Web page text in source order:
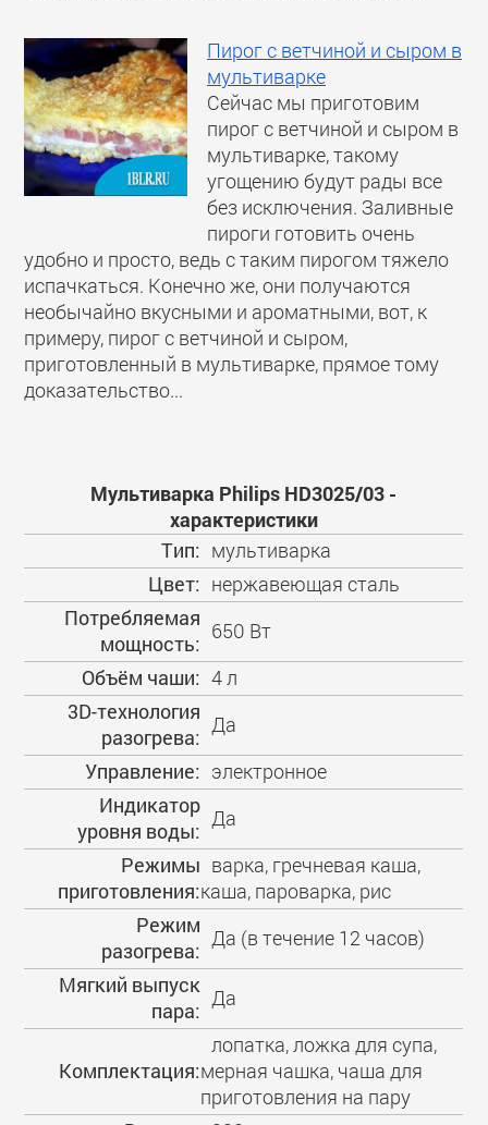
Пирог с ветчиной и сыром в
мультиварке
Сейчас мы приготовим
пирог с ветчиной и сыром в
мультиварке, такому
угощению будут рады все
без исключения. Заливные
пироги готовить очень
удобно и просто, ведь с таким пирогом тяжело
испачкаться. Конечно же, они получаются
необычайно вкусными и ароматными, вот, к
примеру, пирог с ветчиной и сыром,
приготовленный в мультиварке, прямое тому
доказательство...
Мультиварка Philips HD3025/03 -
характеристики
Тип: мультиварка
Цвет: нержавеющая сталь
Потребляемая
мощность:
650 Вт
Объём чаши: 4 л
3D-технология
разогрева:
Да
Управление: электронное
Индикатор
уровня воды:
Да
Режимы
приготовления:
варка, гречневая каша,
каша, пароварка, рис
Режим
разогрева:
Да (в течение 12 часов)
Мягкий выпуск
пара:
Да
Комплектация:
лопатка, ложка для супа,
мерная чашка, чаша для
приготовления на пару